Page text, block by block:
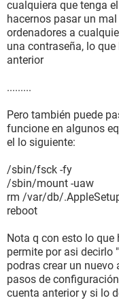
cualquiera que tenga
hacernos pasar un
ordenadores a
una contraseña, lo
anterior
.........
Pero también puede
funcione en algunos
el lo siguiente:
/sbin/fsck -fy
/sbin/mount -uaw
rm /var/db/
reboot
Nota q con esto lo que
permite por asi decirlo
podras crear un nuevo
pasos de
cuenta anterior y si lo